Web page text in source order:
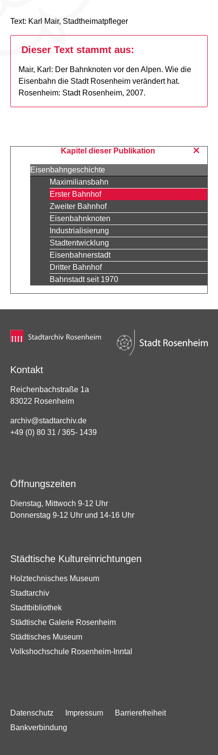
Text: Karl Mair, Stadtheimatpfleger
Dieser Text stammt aus:
Mair, Karl: Der Bahnknoten vor den Alpen. Wie die
Eisenbahn die Stadt Rosenheim verändert hat.
Rosenheim: Stadt Rosenheim, 2007.
Kapitel dieser Publikation
Eisenbahngeschichte
Maximiliansbahn
Erster Bahnhof
Zweiter Bahnhof
Eisenbahnknoten
Industrialisierung
Stadtentwicklung
Eisenbahnerstadt
Dritter Bahnhof
Bahnstadt seit 1970
Kontakt
Reichenbachstraße 1a
83022 Rosenheim
archiv@stadtarchiv.de
+49 (0) 80 31 / 365- 1439
Öffnungszeiten
Dienstag, Mittwoch 9-12 Uhr
Donnerstag 9-12 Uhr und 14-16 Uhr
Städtische Kultureinrichtungen
Holztechnisches Museum
Stadtarchiv
Stadtbibliothek
Städtische Galerie Rosenheim
Städtisches Museum
Volkshochschule Rosenheim-Inntal
Datenschutz Impressum
Barrierefreiheit
Bankverbindung